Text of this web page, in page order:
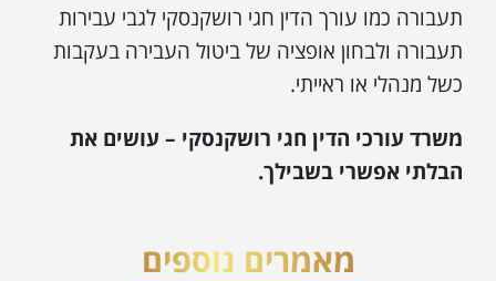
תעבורה כמו עורך הדין חגי רושקנסקי לגבי עבירות
תעבורה ולבחון אופציה של ביטול העבירה בעקבות
כשל מנהלי או ראייתי.
משרד עורכי הדין חגי רושקנסקי – עושים את
הבלתי אפשרי בשבילך.
מאמרים נוספים